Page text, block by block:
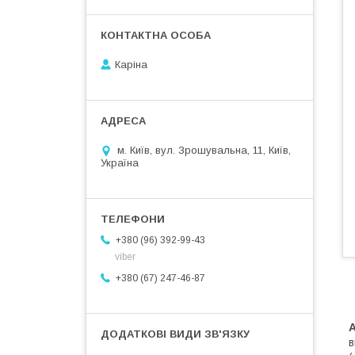
Каріна
м. Київ, вул. Зрошувальна, 11, Київ,
Україна
+380 (96) 392-99-43
viber
+380 (67) 247-46-87